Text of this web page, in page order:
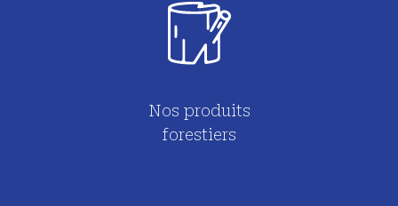
Nos produits
forestiers